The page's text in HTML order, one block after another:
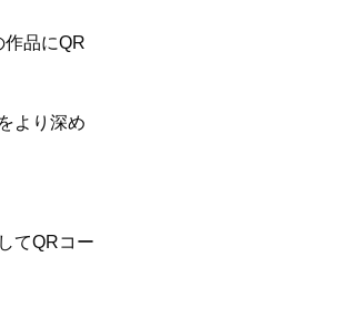
作品にQR
より深め
てQRコー